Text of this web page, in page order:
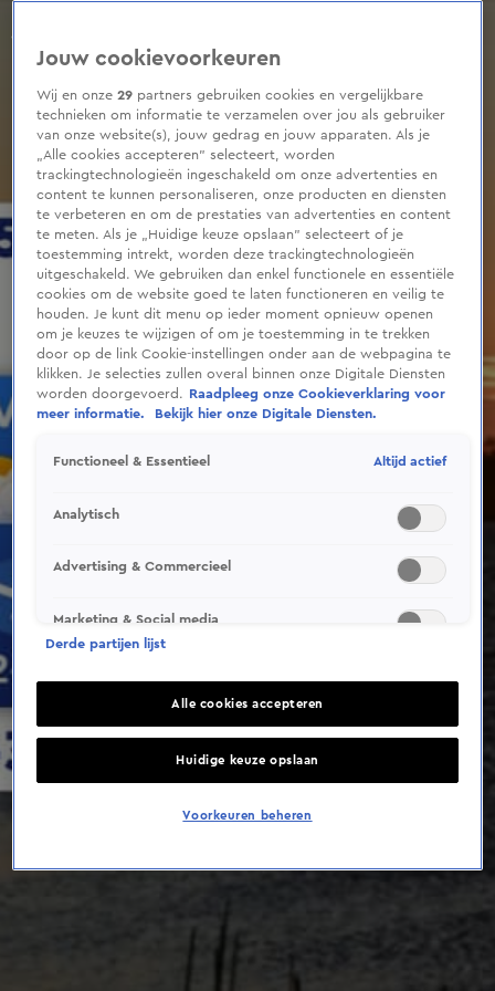
of
seconds
Jouw cookievoorkeuren
Wij en onze29 partners gebruiken cookies en vergelijkbare
technieken om informatie te verzamelen over jou als gebruiker
van onze website(s), jouw gedrag en jouw apparaten. Als je
„Alle cookies accepteren” selecteert, worden
trackingtechnologieën ingeschakeld om onze advertenties en
content te kunnen personaliseren, onze producten en diensten
te verbeteren en om de prestaties van advertenties en content
te meten. Als je „Huidige keuze opslaan” selecteert of je
toestemming intrekt, worden deze trackingtechnologieën
uitgeschakeld. We gebruiken dan enkel functionele en essentiële
cookies om de website goed te laten functioneren en veilig te
houden. Je kunt dit menu op ieder moment opnieuw openen
om je keuzes te wijzigen of om je toestemming in te trekken
door op de link Cookie-instellingen onder aan de webpagina te
klikken. Je selecties zullen overal binnen onze Digitale Diensten
worden doorgevoerd.
Raadpleeg onze Cookieverklaring voor
meer informatie.
Bekijk hier onze Digitale Diensten.
Functioneel & Essentieel Altijd actief
Analytisch
Advertising & Commercieel
Marketing & Social media
Derde partijen lijst
Alle cookies accepteren
Huidige keuze opslaan
Voorkeuren beheren